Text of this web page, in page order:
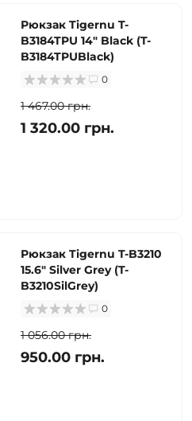
Рюкзак Tigernu T-
B3184TPU 14" Black (T-
B3184TPUBlack)
0
1 467.00 грн.
1 320.00 грн.
Рюкзак Tigernu T-B3210
15.6" Silver Grey (T-
B3210SilGrey)
0
1 056.00 грн.
950.00 грн.